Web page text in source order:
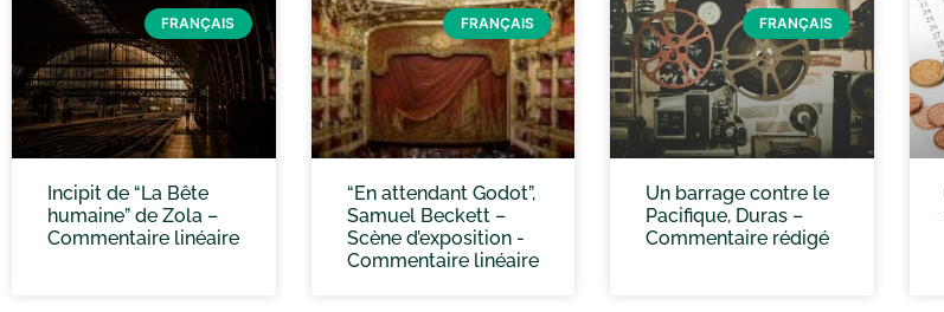
FRANÇAIS
Incipit de “La Bête
humaine” de Zola –
Commentaire linéaire
FRANÇAIS
“En attendant Godot”,
Samuel Beckett –
Scène d’exposition -
Commentaire linéaire
FRANÇAIS
Un barrage contre le
Pacifique, Duras –
Commentaire rédigé